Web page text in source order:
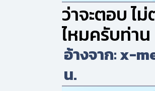
ว่าจะตอบ ไ
ไหมครับท่าน
อ้างจาก: x-
น.